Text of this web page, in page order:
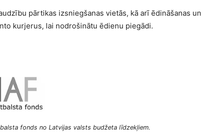
pārtikas izsniegšanas vietās, kā arī ēdināšanas un
kurjerus, lai nodrošinātu ēdienu piegādi.
fonds no Latvijas valsts budžeta līdzekļiem.